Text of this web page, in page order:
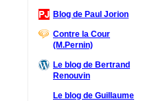
Blog de Paul Jorion
Contre la Cour
(M.Pernin)
Le blog de Bertrand
Renouvin
Le blog de Guillaume